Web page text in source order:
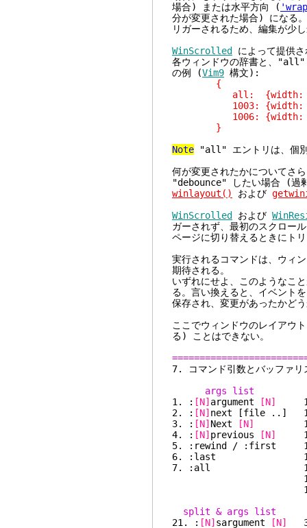
場合) または水平方向 (
分が変更された場合) になる。
リガーされるため、編集が少
WinScrolled
によって提供
各ウィンドウの辞書と、"all"
の例 (Vim9 構文):
{
all: {width: 0,
1003: {width: 0,
1006: {width: 0,
}
Note "all" エントリは、個別
何が変更されたかについてさ
"debounce" したい場合 (過
winlayout()
および
WinScrolled
および
ガーされず、最初のスクロー
ページに切り替えるときにト
実行されるコマンドは、ウィ
期待される。
いずれにせよ、このようなこ
る。言い換えると、イベント
保存され、変更があったかど
ここでウィンドウのレイアウ
る) ことはできない。
7. コマンド引
args list
1. : [N] argument [N]
2. : [N] next [file ..]
3. : [N] Next [N]
4. : [N] previous [N]
5. :rewind / :first 15.
6. :last 16.
7. :all 17. :ball
18. :unhide 全
19.
split & args list
21. : [N] sargument [N]